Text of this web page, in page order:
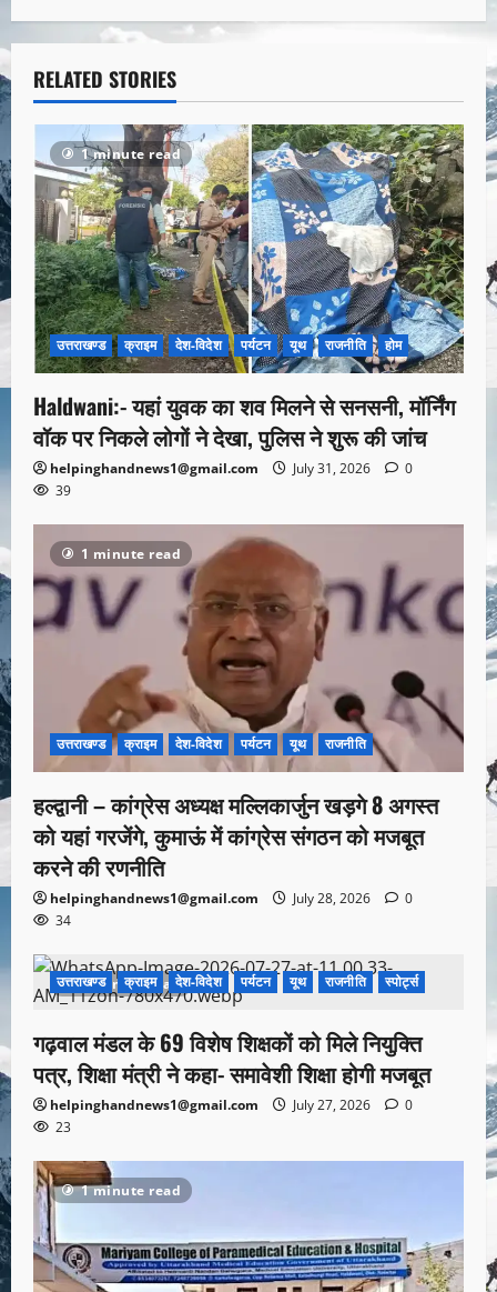
RELATED STORIES
1 minute read
उत्तराखण्ड क्राइम देश-विदेश पर्यटन यूथ राजनीति होम
Haldwani:- यहां युवक का शव मिलने से सनसनी, मॉर्निंग
वॉक पर निकले लोगों ने देखा, पुलिस ने शुरू की जांच
helpinghandnews1@gmail.com July 31, 2026
0
39
1 minute read
उत्तराखण्ड क्राइम देश-विदेश पर्यटन यूथ राजनीति
हल्द्वानी – कांग्रेस अध्यक्ष मल्लिकार्जुन खड़गे 8 अगस्त
को यहां गरजेंगे, कुमाऊं में कांग्रेस संगठन को मजबूत
करने की रणनीति
helpinghandnews1@gmail.com July 28, 2026
0
34
1 minute read
उत्तराखण्ड क्राइम देश-विदेश पर्यटन यूथ राजनीति स्पोर्ट्स
गढ़वाल मंडल के 69 विशेष शिक्षकों को मिले नियुक्ति
पत्र, शिक्षा मंत्री ने कहा- समावेशी शिक्षा होगी मजबूत
helpinghandnews1@gmail.com July 27, 2026
0
23
1 minute read